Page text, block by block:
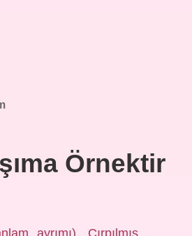
Örnektir
ayrımı). Çırpılmış